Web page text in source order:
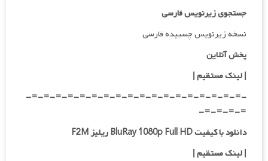
جستجوی زیرنویس فارسی
نسخه زیرنویس چسبیده فارسی
پخش آنلاین
| لینک مستقیم|
-=-=-=-=-=-=-=-=-=-=-=-=-=-=-=-=-=-=-
=-=-=-=-
دانلود با کیفیت BluRay 1080p Full HD ریلیز F2M
|لینک مستقیم|